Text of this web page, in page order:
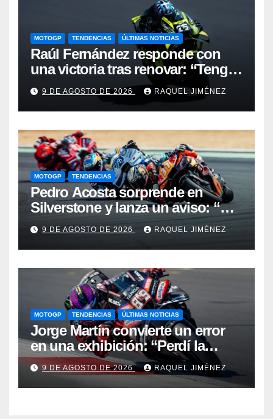
MOTOGP TENDENCIAS ÚLTIMAS NOTICIAS
Raúl Fernández responde con
una victoria tras renovar: “Tengo
que quitarme una barrera mental
para verme realmente luchando
por el Mundial”
9 DE AGOSTO DE 2026 RAQUEL JIMÉNEZ
MOTOGP TENDENCIAS
Pedro Acosta sorprende en
Silverstone y lanza un aviso: “No
estamos tan lejos del top 3 del
campeonato”
9 DE AGOSTO DE 2026 RAQUEL JIMÉNEZ
MOTOGP TENDENCIAS ÚLTIMAS NOTICIAS
Jorge Martín convierte un error
en una exhibición: “Perdí la
victoria en la salida, pero hemos
recuperado nuestra velocidad”
9 DE AGOSTO DE 2026 RAQUEL JIMÉNEZ